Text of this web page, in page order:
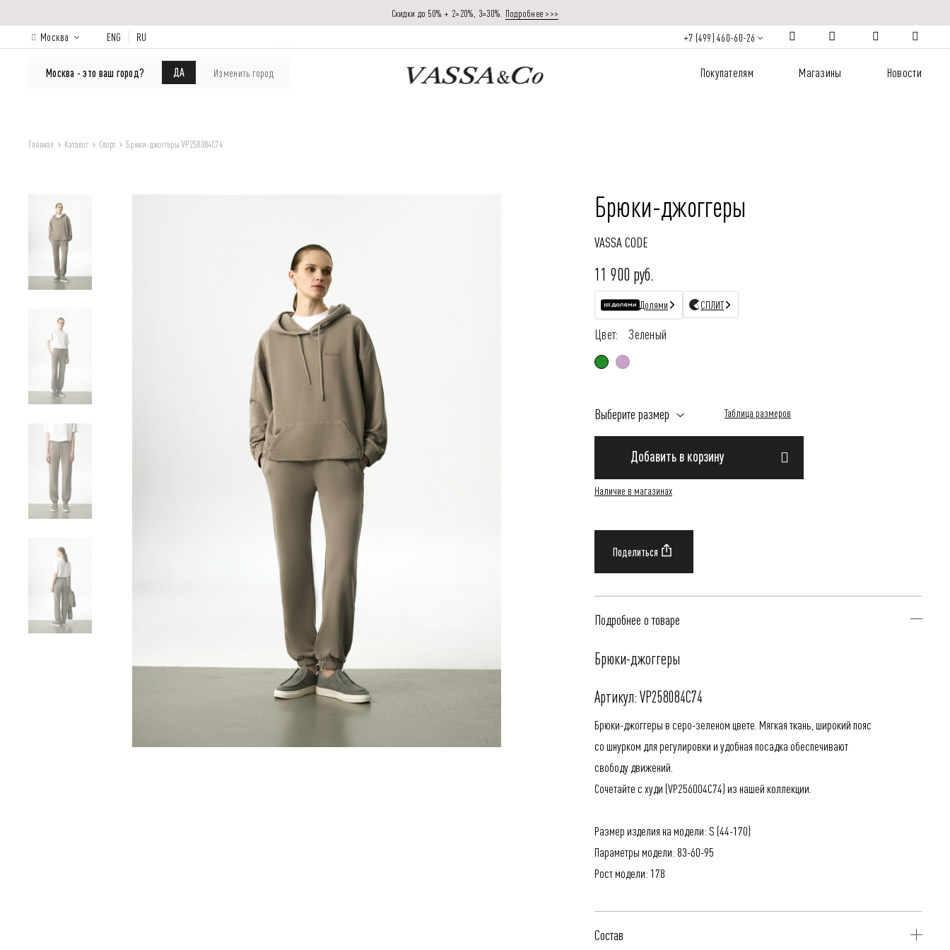
Скидки до 50% + 2=20%, 3=30%. Подробнее >>>
Москва
Москва - это ваш город? ДА Изменить город
ENG RU +7 (499) 460-60-26
КАТАЛОГ Лукбук О бренде Покупателям Магазины Новости
Главная Каталог Спорт Брюки-джоггеры VP258084C74
Брюки-джоггеры
VASSA CODE
11 900 руб.
Долями СПЛИТ
Цвет: Зеленый
Выберите размер Таблица размеров
Добавить в корзину
Наличие в магазинах
Подробнее о товаре
Брюки-джоггеры
Артикул: VP258084C74
Брюки-джоггеры в серо-зеленом цвете. Мягкая ткань, широкий пояс
со шнурком для регулировкии удобная посадка обеспечивают
свободу движений.
Сочетайте с худи (VP256004C74) из нашей коллекции.
Размер изделия на модели: S (44-170)
Параметры модели: 83-60-95
Рост модели: 178
Состав